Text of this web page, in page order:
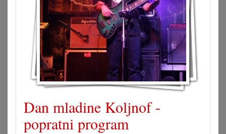
Dan mladine Koljnof -
popratni program